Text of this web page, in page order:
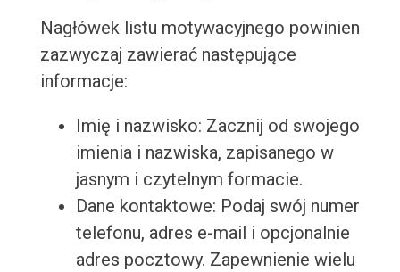
Nagłówek listu motywacyjnego powinien
zazwyczaj zawierać następujące
informacje:
Imię i nazwisko: Zacznij od swojego
imienia i nazwiska, zapisanego w
jasnym i czytelnym formacie.
Dane kontaktowe: Podaj swój numer
telefonu, adres e-mail i opcjonalnie
adres pocztowy. Zapewnienie wielu